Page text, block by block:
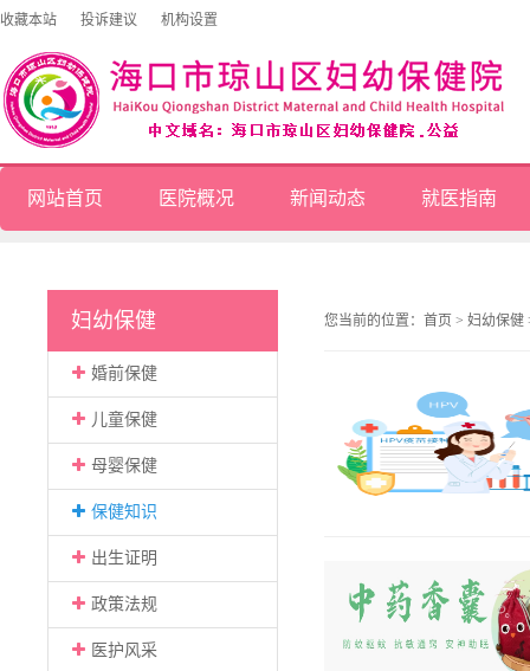
收藏本站 投诉建议 机构设置
网站首页 医院概况 新闻动态 就医指南
妇幼保健
婚前保健
儿童保健
母婴保健
保健知识
出生证明
政策法规
医护风采
您当前的位置： 首页 > 妇幼保健